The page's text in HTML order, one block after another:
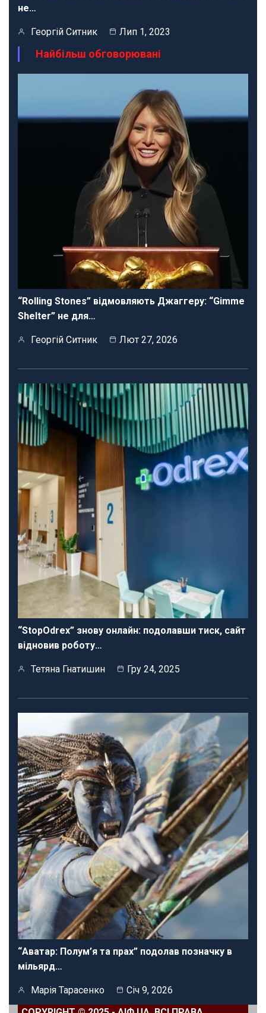
не…
Георгій Ситник Лип 1, 2023
Найбільш обговорювані
“Rolling Stones” відмовляють Джаггеру: “Gimme
Shelter” не для…
Георгій Ситник Лют 27, 2026
“StopOdrex” знову онлайн: подолавши тиск, сайт
відновив роботу…
Тетяна Гнатишин Гру 24, 2025
“Аватар: Полум’я та прах” подолав позначку в
мільярд…
Марія Тарасенко
Січ 9, 2026